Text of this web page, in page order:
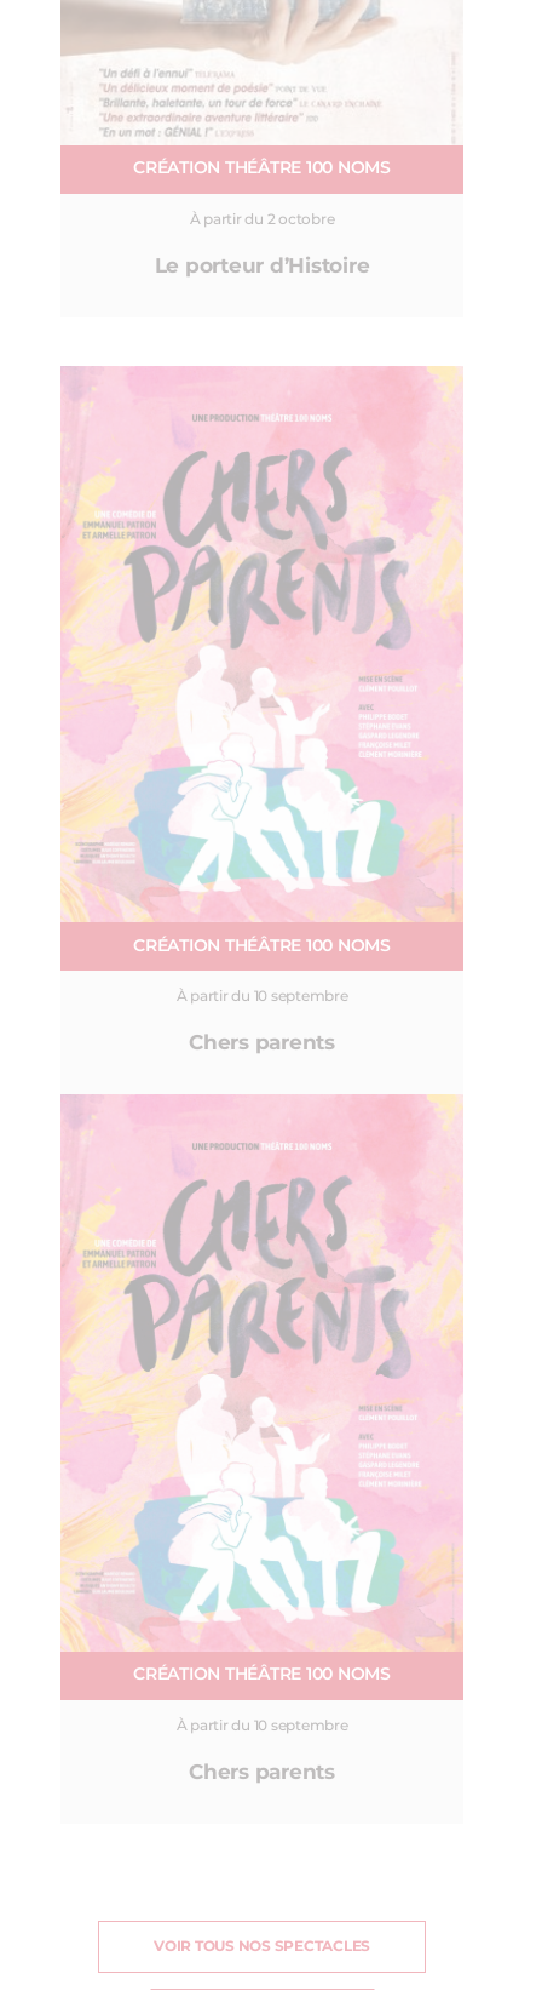
CRÉATION THÉÂTRE 100 NOMS
À partir du 2 octobre
Le porteur d’Histoire
CRÉATION THÉÂTRE 100 NOMS
À partir du 10 septembre
Chers parents
CRÉATION THÉÂTRE 100 NOMS
À partir du 10 septembre
Chers parents
VOIR TOUS NOS SPECTACLES